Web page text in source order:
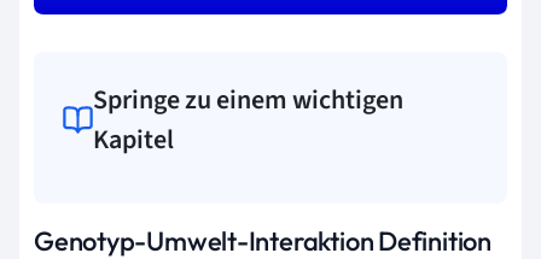
Springe zu einem wichtigen
Kapitel
Genotyp-Umwelt-Interaktion Definition